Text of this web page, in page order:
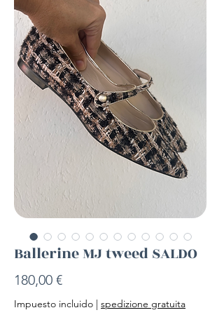
Ballerine MJ tweed SALDO
180,00 €Precio
Impuesto incluido | spedizione gratuita